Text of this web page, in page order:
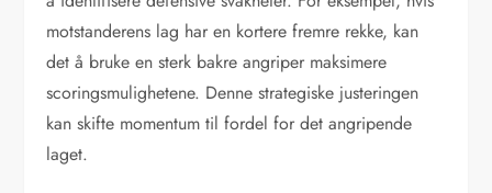
motstanderens lag har en kortere fremre rekke, kan
det å bruke en sterk bakre angriper maksimere
scoringsmulighetene. Denne strategiske justeringen
kan skifte momentum til fordel for det angripende
laget.